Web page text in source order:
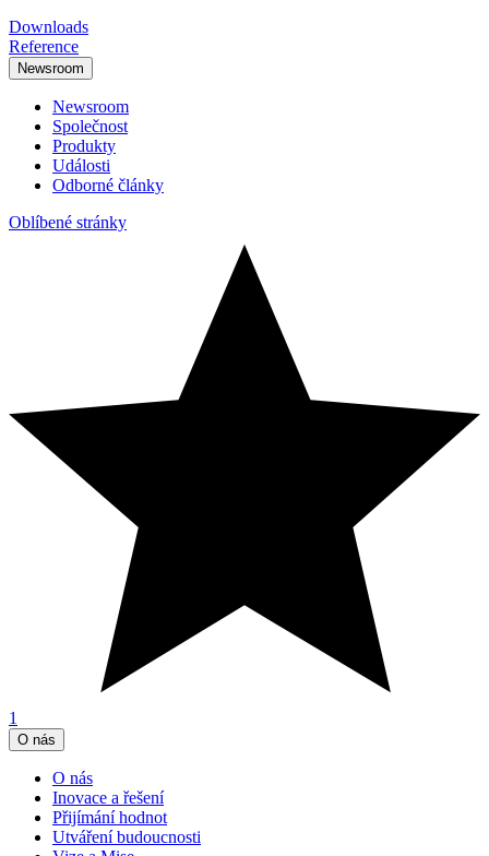
Downloads
Reference
Newsroom
Newsroom
Společnost
Produkty
Události
Odborné články
Oblíbené stránky
1
O nás
O nás
Inovace a řešení
Přijímání hodnot
Utváření budoucnosti